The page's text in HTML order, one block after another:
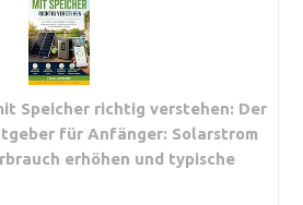
Speicher richtig verstehen: Der
für Anfänger: Solarstrom
erhöhen und typische